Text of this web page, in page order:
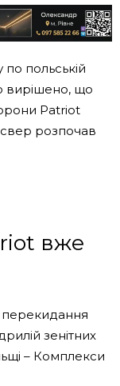
по польській
вирішено, що
Patriot
розпочав
вже
перекидання
зенітних
– Комплекси